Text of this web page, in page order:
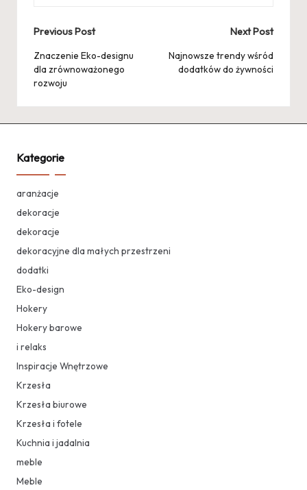
Post
navigation
Previous Post
Znaczenie Eko-designu
dla zrównoważonego
rozwoju
Next Post
Najnowsze trendy wśród
dodatków do żywności
Kategorie
aranżacje
dekoracje
dekoracje
dekoracyjne dla małych przestrzeni
dodatki
Eko-design
Hokery
Hokery barowe
i relaks
Inspiracje Wnętrzowe
Krzesła
Krzesła biurowe
Krzesła i fotele
Kuchnia i jadalnia
meble
Meble